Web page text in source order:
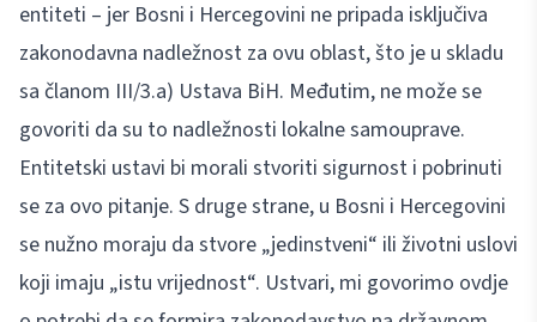
entiteti – jer Bosni i Hercegovini ne pripada isključiva
zakonodavna nadležnost za ovu oblast, što je u skladu
sa članom III/3.a) Ustava BiH. Međutim, ne može se
govoriti da su to nadležnosti lokalne samouprave.
Entitetski ustavi bi morali stvoriti sigurnost i pobrinuti
se za ovo pitanje. S druge strane, u Bosni i Hercegovini
se nužno moraju da stvore „jedinstveni“ ili životni uslovi
koji imaju „istu vrijednost“. Ustvari, mi govorimo ovdje